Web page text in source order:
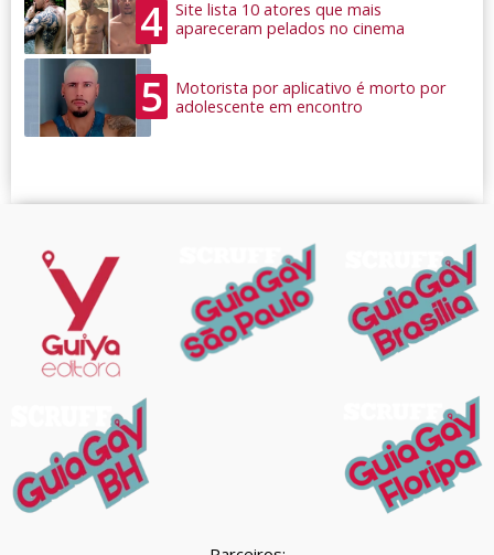
4
Site lista 10 atores que mais
apareceram pelados no cinema
5
Motorista por aplicativo é morto por
adolescente em encontro